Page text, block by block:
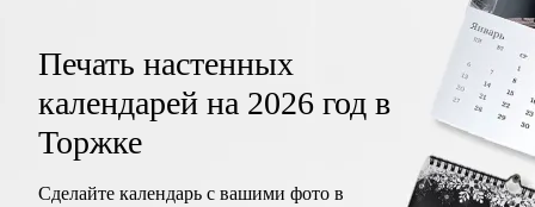
Печать настенных
календарей на 2026 год в
Торжке
Сделайте календарь с вашими фото в